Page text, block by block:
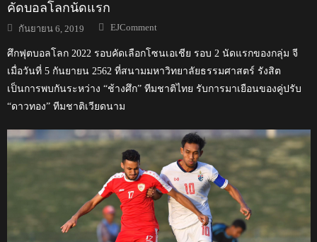
คัดบอลโลกนัดแรก
Posted
on
กันยายน 6, 2019 Author
EJComment
ศึกฟุตบอลโลก 2022 รอบคัดเลือกโซนเอเชีย รอบ 2 นัดแรกของกลุ่ม จี
เมื่อวันที่ 5 กันยายน 2562 ที่สนามมหาวิทยาลัยธรรมศาสตร์ รังสิต
เป็นการพบกันระหว่าง “ช้างศึก” ทีมชาติไทย รับการมาเยือนของคู่ปรับ
“ดาวทอง” ทีมชาติเวียดนาม